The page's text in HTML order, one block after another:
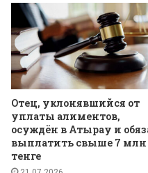
Отец, уклонявшийся от
уплаты алиментов,
осуждён в Атырау и
выплатить свыше 7 млн
тенге